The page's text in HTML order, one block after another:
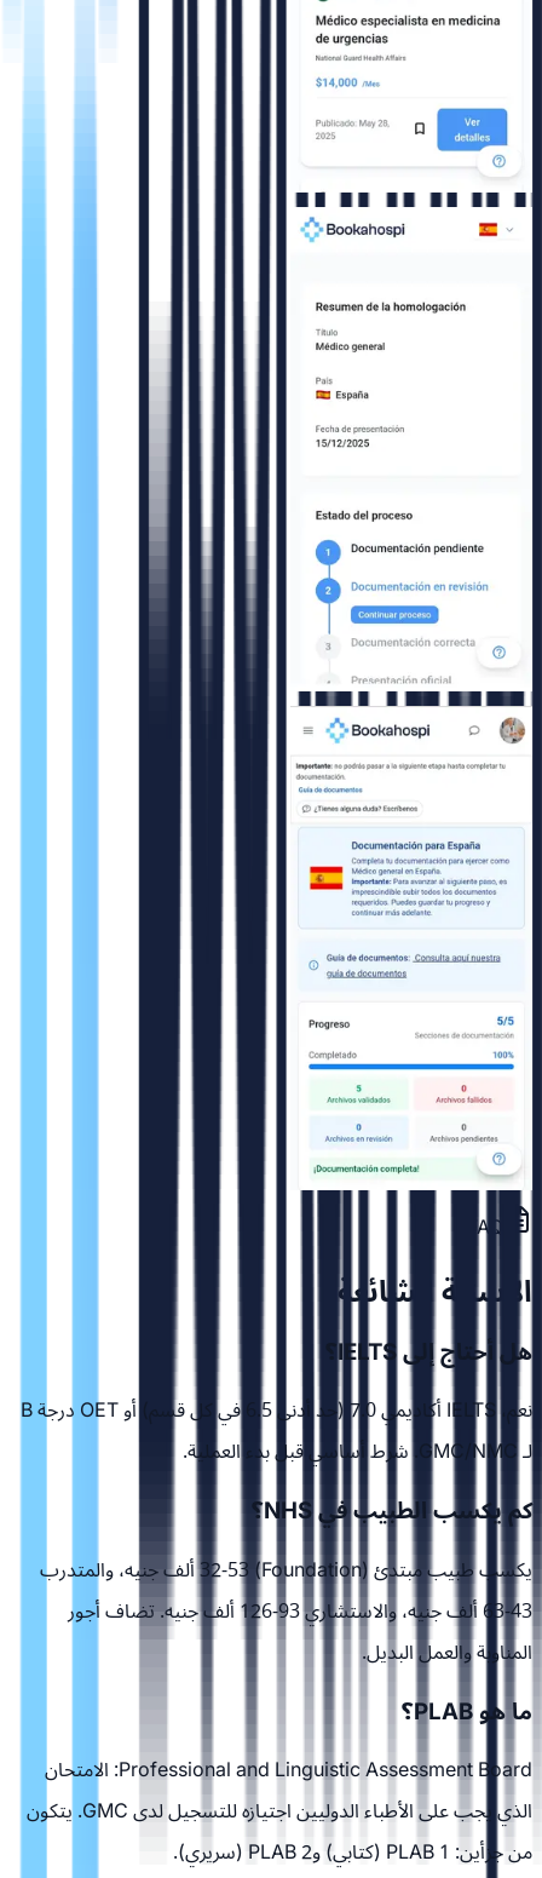
FAQ
الاسئلة الشائعة
هل أحتاج إلى IELTS؟
نعم، IELTS أكاديمي 7.0 (حد أدنى 6.5 في كل قسم) أو OET درجة B
لـ GMC/NMC. شرط أساسي قبل بدء العملية.
كم يكسب الطبيب في NHS؟
يكسب طبيب مبتدئ (Foundation) 32-53 ألف جنيه، والمتدرب
43-63 ألف جنيه، والاستشاري 93-126 ألف جنيه. تضاف أجور
المناوبة والعمل البديل.
ما هو PLAB؟
Professional and Linguistic Assessment Board: الامتحان
الذي يجب على الأطباء الدوليين اجتيازه للتسجيل لدى GMC. يتكون
من جزأين: PLAB 1 (كتابي) وPLAB 2 (سريري).